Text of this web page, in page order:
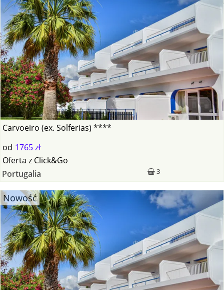
Carvoeiro (ex. Solferias) ****
od 1765 zł
3
Oferta z Click&Go
Portugalia
Nowość